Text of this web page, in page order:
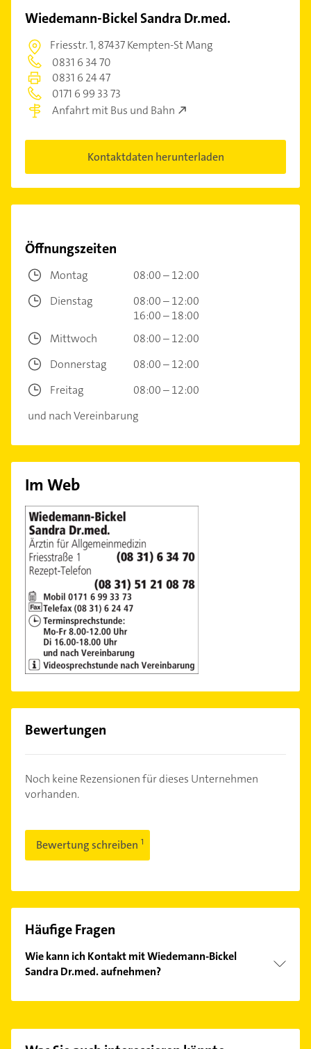
Wiedemann-Bickel Sandra Dr.med.
Friesstr. 1,87437 Kempten-St Mang
0831 6 34 70
0831 6 24 47
0171 6 99 33 73
Anfahrt mit Bus und Bahn
Kontaktdaten herunterladen
Öffnungszeiten
Montag
08:00 – 12:00
Dienstag
08:00 – 12:00
16:00 – 18:00
Mittwoch
08:00 – 12:00
Donnerstag
08:00 – 12:00
Freitag
08:00 – 12:00
und nach Vereinbarung
Im Web
Bewertungen
Noch keine Rezensionen für dieses Unternehmen
vorhanden.
Bewertung schreiben
Häufige Fragen
Wie kann ich Kontakt mit Wiedemann-Bickel
Sandra Dr.med. aufnehmen?